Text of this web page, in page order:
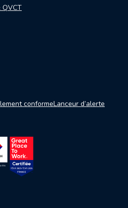
QVCT
nouvelle fenêtre
conformeLanceur d’alerte